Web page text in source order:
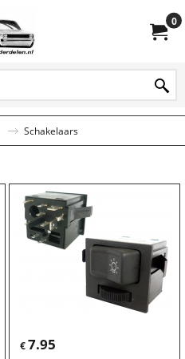
0
Schakelaars
€7.95